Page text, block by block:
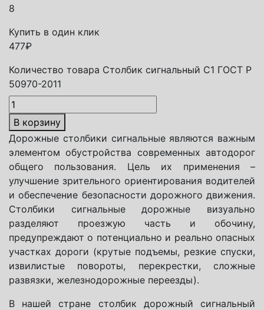
8
Купить в один клик
477₽
Количество товара Столбик сигнальный С1 ГОСТ Р
50970-2011
В корзину
Дорожные столбики сигнальные являются важным
элементом обустройства современных автодорог
общего пользования. Цель их применения –
улучшение зрительного ориентирования водителей
и обеспечение безопасности дорожного движения.
Столбики сигнальные дорожные визуально
разделяют проезжую часть и обочину,
предупреждают о потенциально и реально опасных
участках дороги (крутые подъемы, резкие спуски,
извилистые повороты, перекрестки, сложные
развязки, железнодорожные переезды).
В нашей стране столбик дорожный сигнальный